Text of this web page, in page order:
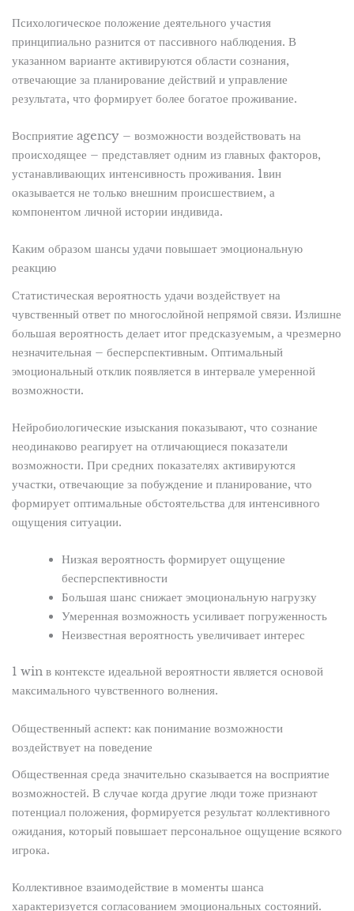
Психологическое положение деятельного участия
принципиально разнится от пассивного наблюдения. В
указанном варианте активируются области сознания,
отвечающие за планирование действий и управление
результата, что формирует более богатое проживание.
Восприятие agency – возможности воздействовать на
происходящее – представляет одним из главных факторов,
устанавливающих интенсивность проживания. 1вин
оказывается не только внешним происшествием, а
компонентом личной истории индивида.
Каким образом шансы удачи повышает эмоциональную
реакцию
Статистическая вероятность удачи воздействует на
чувственный ответ по многослойной непрямой связи. Излишне
большая вероятность делает итог предсказуемым, а чрезмерно
незначительная – бесперспективным. Оптимальный
эмоциональный отклик появляется в интервале умеренной
возможности.
Нейробиологические изыскания показывают, что сознание
неодинаково реагирует на отличающиеся показатели
возможности. При средних показателях активируются
участки, отвечающие за побуждение и планирование, что
формирует оптимальные обстоятельства для интенсивного
ощущения ситуации.
Низкая вероятность формирует ощущение
бесперспективности
Большая шанс снижает эмоциональную нагрузку
Умеренная возможность усиливает погруженность
Неизвестная вероятность увеличивает интерес
1 win в контексте идеальной вероятности является основой
максимального чувственного волнения.
Общественный аспект: как понимание возможности
воздействует на поведение
Общественная среда значительно сказывается на восприятие
возможностей. В случае когда другие люди тоже признают
потенциал положения, формируется результат коллективного
ожидания, который повышает персональное ощущение всякого
игрока.
Коллективное взаимодействие в моменты шанса
характеризуется согласованием эмоциональных состояний.